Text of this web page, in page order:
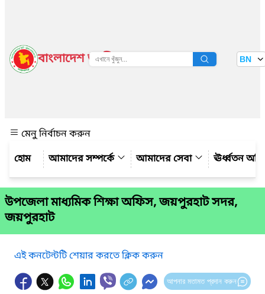
বাংলাদেশ জাতীয় তথ্য বাতায়ন BN
মেনু নির্বাচন করুন
আমাদের সম্পর্কে
আমাদের সেবা ঊর্ধ্বতন
উপজেলা মাধ্যমিক শিক্ষা অফিস, জয়পুরহাট সদর,
জয়পুরহাট
এই কনটেন্টটি শেয়ার করতে ক্লিক করুন
আপনার মতামত প্রদান করুন